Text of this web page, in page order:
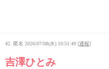
42. 匿名 2026/07/08(水) 10:51:49 [通報]
吉澤ひとみ